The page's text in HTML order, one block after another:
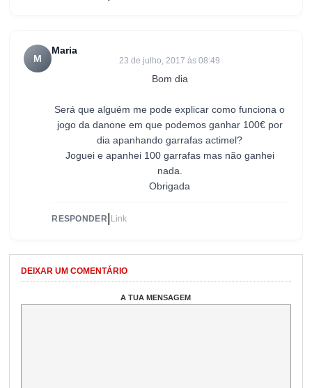
M
Maria
23 de julho, 2017 às 08:49
Bom dia
Será que alguém me pode explicar como funciona o
jogo da danone em que podemos ganhar 100€ por
dia apanhando garrafas actimel?
Joguei e apanhei 100 garrafas mas não ganhei
nada.
Obrigada
RESPONDER Link
DEIXAR UM COMENTÁRIO
A TUA MENSAGEM